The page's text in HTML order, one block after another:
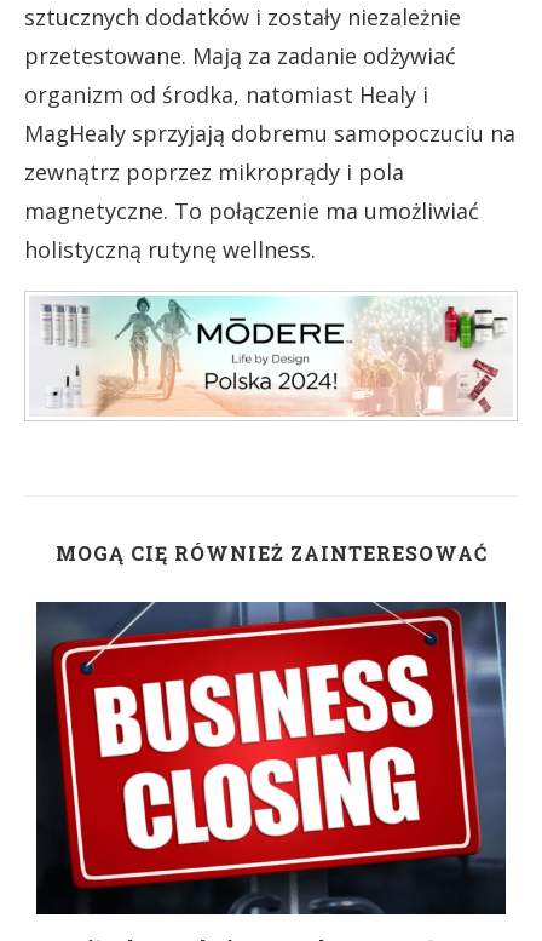
sztucznych dodatków i zostały niezależnie
przetestowane. Mają za zadanie odżywiać
organizm od środka, natomiast Healy i
MagHealy sprzyjają dobremu samopoczuciu na
zewnątrz poprzez mikroprądy i pola
magnetyczne. To połączenie ma umożliwiać
holistyczną rutynę wellness.
MOGĄ CIĘ RÓWNIEŻ ZAINTERESOWAĆ